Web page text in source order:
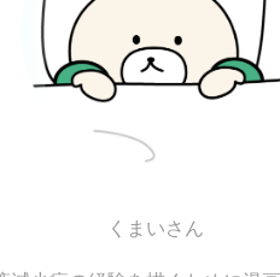
くまいさん